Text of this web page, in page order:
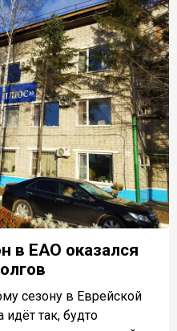
в ЕАО оказался
сезону в Еврейской
так, будто